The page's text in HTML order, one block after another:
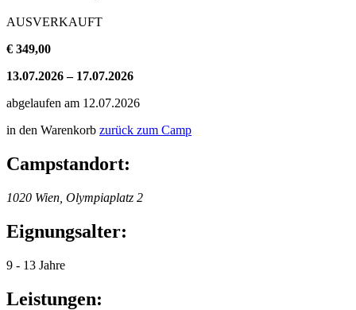
AUSVERKAUFT
€ 349,00
13.07.2026 – 17.07.2026
abgelaufen am 12.07.2026
in den Warenkorb zurück zum Camp
Campstandort:
1020 Wien, Olympiaplatz 2
Eignungsalter:
9 - 13 Jahre
Leistungen: